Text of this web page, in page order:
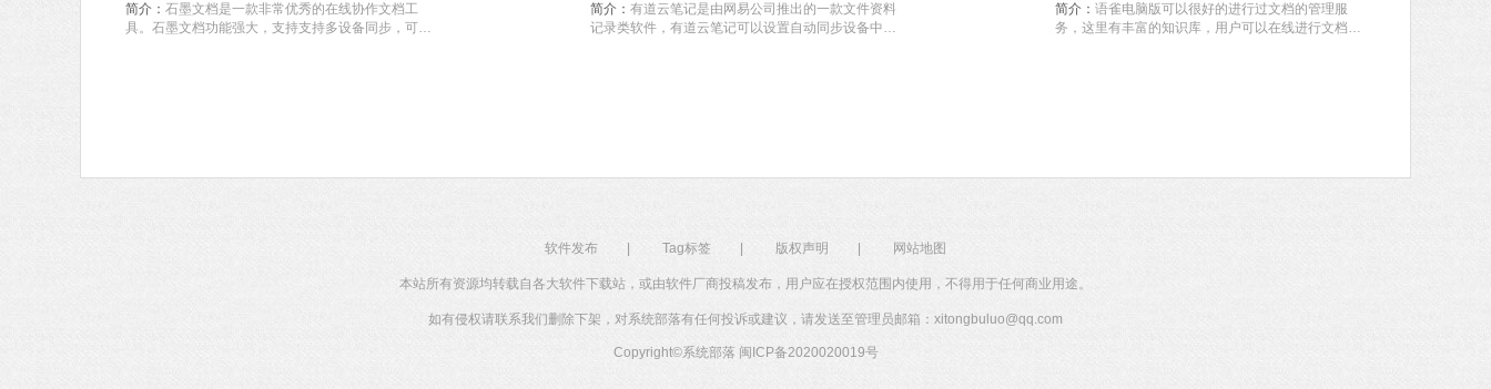
简介： 石墨文档是一款非常优秀的在线协作文档工
具。石墨文档功能强大，支持支持多设备同步，可多
简介： 有道云笔记是由网易公司推出的一款文件资料
记录类软件，有道云笔记可以设置自动同步设备中的
简介： 语雀电脑版可以很好的进行过文档的管理服
务，这里有丰富的知识库，用户可以在线进行文档编
软件发布 Tag标签 版权声明 网站地图
本站所有资源均转载自各大软件下载站，或由软件厂商投稿发布，用户应在授权范围内使用，不得用于任何商业用途。
如有侵权请联系我们删除下架，对系统部落有任何投诉或建议，请发送至管理员邮箱：xitongbuluo@qq.com
Copyright©系统部落 闽ICP备2020020019号